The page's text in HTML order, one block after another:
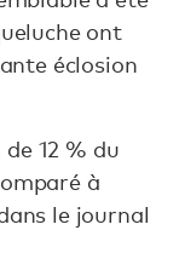
ont
éclosion
12 % du
à
le journal